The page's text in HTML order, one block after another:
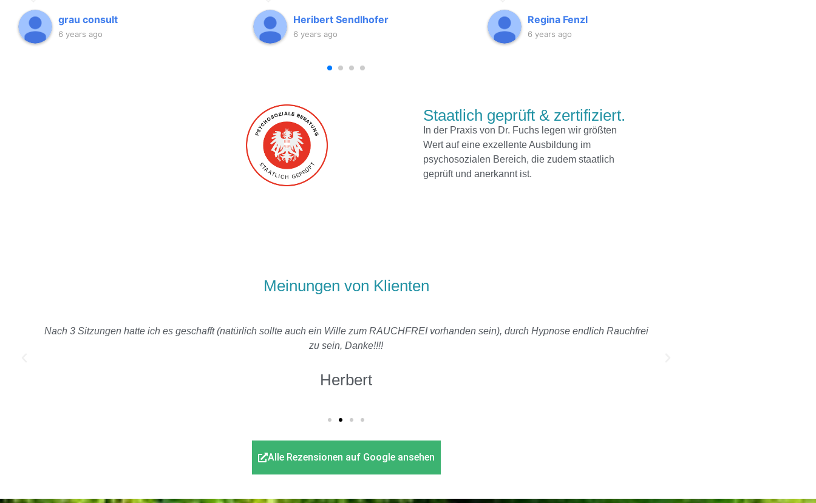
grau consult
6 years ago
Heribert Sendlhofer
6 years ago
Regina Fenzl
6 years ago
Staatlich geprüft & zertifiziert.
In der Praxis von Dr. Fuchs legen wir größten
Wert auf eine exzellente Ausbildung im
psychosozialen Bereich, die zudem staatlich
geprüft und anerkannt ist.
Meinungen von Klienten
Nach 3 Sitzungen hatte ich es geschafft (natürlich sollte auch ein Wille zum RAUCHFREI vorhanden sein), durch Hypnose endlich Rauchfrei
zu sein, Danke!!!!
Herbert
Alle Rezensionen auf Google ansehen